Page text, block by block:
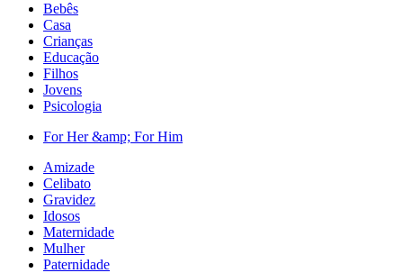
Bebês
Casa
Crianças
Educação
Filhos
Jovens
Psicologia
For Her &amp; For Him
Amizade
Celibato
Gravidez
Idosos
Maternidade
Mulher
Paternidade